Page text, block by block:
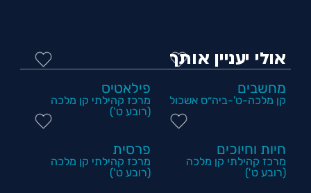
אולי יעניין אותך
מחשבים
קן מלכה-ט'-ביה״ס אשכול
פילאטיס
מרכז קהילתי קן מלכה
(רובע ט')
חיות וחיוכים
מרכז קהילתי קן מלכה
(רובע ט')
פרסית
מרכז קהילתי קן מלכה
(רובע ט')